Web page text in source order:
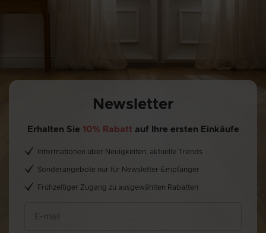
Newsletter
Erhalten Sie 10% Rabatt auf Ihre ersten Einkäufe
Informationen über Neuigkeiten, aktuelle Trends
Sonderangebote nur für Newsletter-Empfänger
Frühzeitiger Zugang zu ausgewählten Rabatten